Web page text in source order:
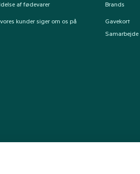
af fødevarer
kunder siger om os på
Brands
Gavekort